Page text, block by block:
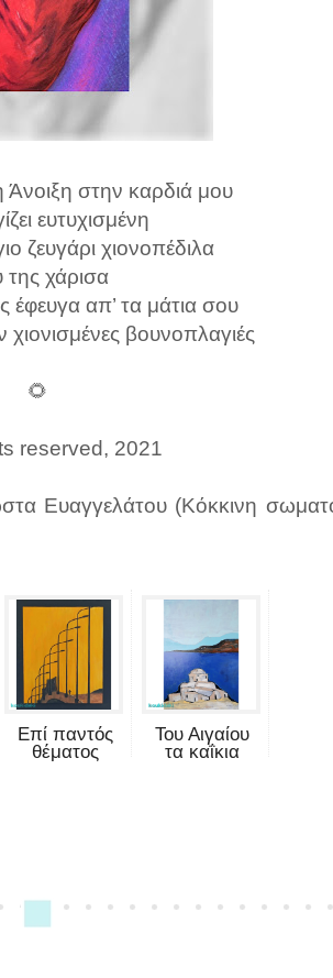
Άνοιξη στην καρδιά μου
ευτυχισμένη
ζευγάρι χιονοπέδιλα
χάρισα
έφευγα απ’ τα μάτια σου
βουνοπλαγιές
🌻
reserved, 2021
Ευαγγελάτου (Κόκκινη
Επί παντός
θέματος
Του Αιγαίου
τα καΐκια